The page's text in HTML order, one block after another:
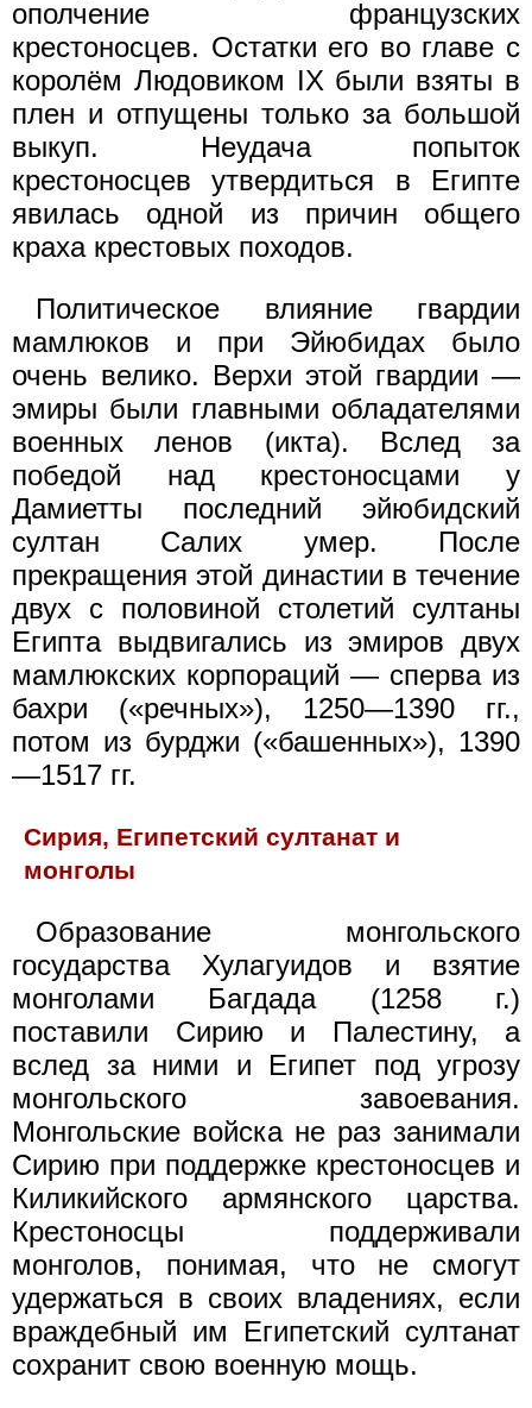
ополчение французских
крестоносцев. Остатки его во главе с
королём Людовиком IX были взяты в
плен и отпущены только за большой
выкуп. Неудача попыток
крестоносцев утвердиться в Египте
явилась одной из причин общего
краха крестовых походов.
Политическое влияние гвардии
мамлюков и при Эйюбидах было
очень велико. Верхи этой гвардии —
эмиры были главными обладателями
военных ленов (икта). Вслед за
победой над крестоносцами у
Дамиетты последний эйюбидский
султан Салих умер. После
прекращения этой династии в течение
двух с половиной столетий султаны
Египта выдвигались из эмиров двух
мамлюкских корпораций — сперва из
бахри («речных»), 1250—1390 гг.,
потом из бурджи («башенных»), 1390
—1517 гг.
Сирия, Египетский султанат и
монголы
Образование монгольского
государства Хулагуидов и взятие
монголами Багдада (1258 г.)
поставили Сирию и Палестину, а
вслед за ними и Египет под угрозу
монгольского завоевания.
Монгольские войска не раз занимали
Сирию при поддержке крестоносцев и
Киликийского армянского царства.
Крестоносцы поддерживали
монголов, понимая, что не смогут
удержаться в своих владениях, если
враждебный им Египетский султанат
сохранит свою военную мощь.